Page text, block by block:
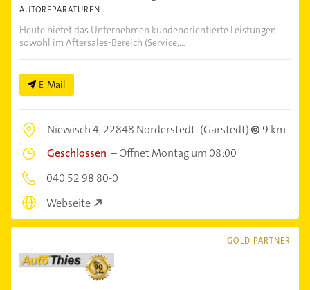
AUTOREPARATUREN
Heute bietet das Unternehmen kundenorientierte Leistungen
sowohl im Aftersales-Bereich (Service,...
E-Mail
Niewisch 4,22848 Norderstedt (Garstedt)
9 km
Geschlossen –Öffnet Montag um 08:00
040 52 98 80-0
Webseite
GOLD PARTNER